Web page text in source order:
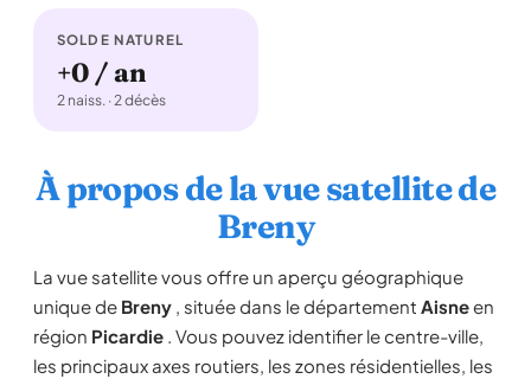
SOLDE NATUREL
+0 / an
2 naiss. · 2 décès
À propos de la vue satellite de
Breny
La vue satellite vous offre un aperçu géographique
unique de Breny , située dans le département Aisneen
région Picardie . Vous pouvez identifier le centre-ville,
les principaux axes routiers, les zones résidentielles, les